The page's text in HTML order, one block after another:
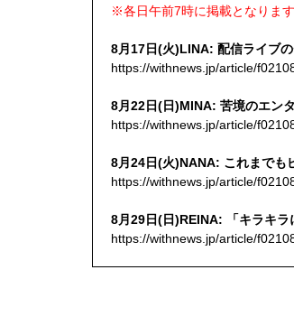
※各日午前7時に掲載となりま
8月17日(火)LINA: 配信ライブ
https://withnews.jp/article/
8月22日(日)MINA: 苦境のエン
https://withnews.jp/article/
8月24日(火)NANA: これまで
https://withnews.jp/article/
8月29日(日)REINA: 「キラキ
https://withnews.jp/article/